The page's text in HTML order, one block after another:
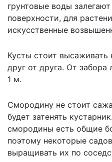
грунтовые воды
поверхности, для
искусственные
Кусты стоит
друг от друга. От забора
1 м.
Смородину не стоит
будет затенять
смородины есть общие
поэтому некоторые
выращивать их по